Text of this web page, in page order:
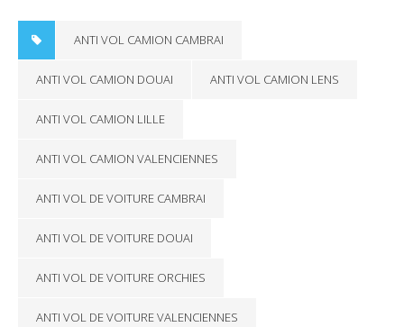
ANTI VOL CAMION CAMBRAI
ANTI VOL CAMION DOUAI ANTI VOL CAMION LENS
ANTI VOL CAMION LILLE
ANTI VOL CAMION VALENCIENNES
ANTI VOL DE VOITURE CAMBRAI
ANTI VOL DE VOITURE DOUAI
ANTI VOL DE VOITURE ORCHIES
ANTI VOL DE VOITURE VALENCIENNES